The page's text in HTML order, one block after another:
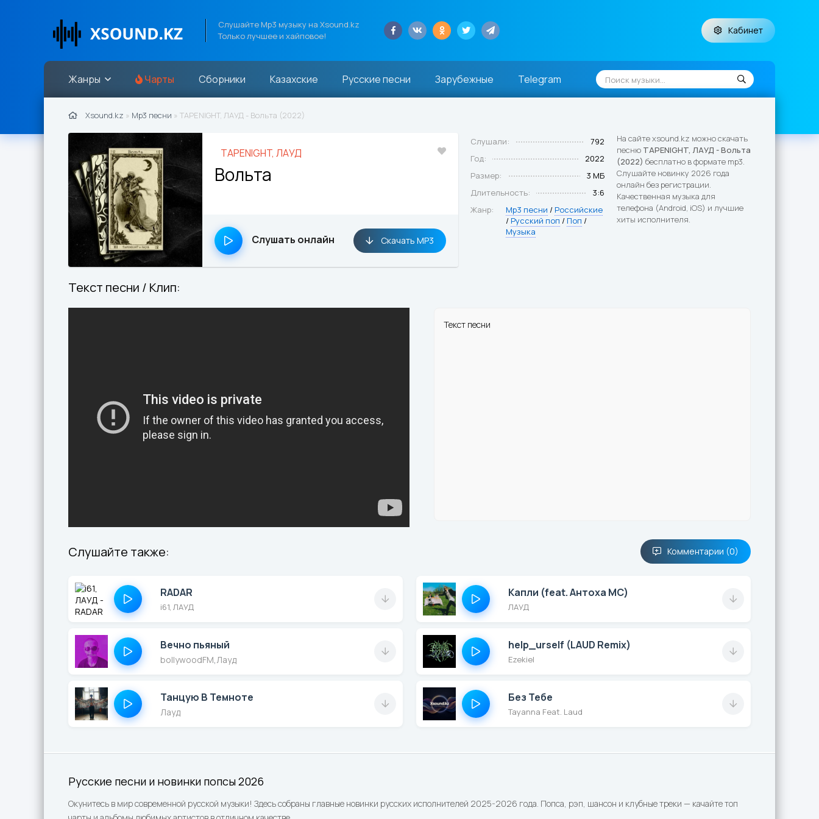
Слушайте Mp3 музыку на Xsound.kz
Только лучшее и хайповое!
Кабинет
Жанры Чарты Сборники Казахские Русские песни Зарубежные Telegram
Русские песни и новинки попсы 2026
Окунитесь в мир современной русской музыки! Здесь собраны главные новинки русских исполнителей 2025-2026 года. Попса, рэп, шансон и клубные треки — качайте топ
Xsound.kz » Mp3 песни » TAPENIGHT, ЛАУД - Вольта (2022)
TAPENIGHT, ЛАУД
Вольта
Слушать онлайн Скачать MP3
Слушали:
792
Год:
2022
Размер:
3 МБ
Длительность:
3:6
Жанр:
Mp3 песни / Российские
/ Русский поп / Поп /
Музыка
На сайте xsound.kz можно скачать
песню TAPENIGHT, ЛАУД - Вольта
(2022) бесплатно в формате mp3.
Слушайте новинку 2026 года
онлайн без регистрации.
Качественная музыка для
телефона (Android, iOS) и лучшие
хиты исполнителя.
Текст песни / Клип:
Текст песни
Слушайте также: Комментарии (0)
RADAR
i61, ЛАУД
Капли (feat. Антоха МС)
ЛАУД
Вечно пьяный
bollywoodFM Лауд
help_urself (LAUD Remix)
Ezekiel
Танцую В Темноте
Лауд
Без Тебе
Tayanna Feat. Laud